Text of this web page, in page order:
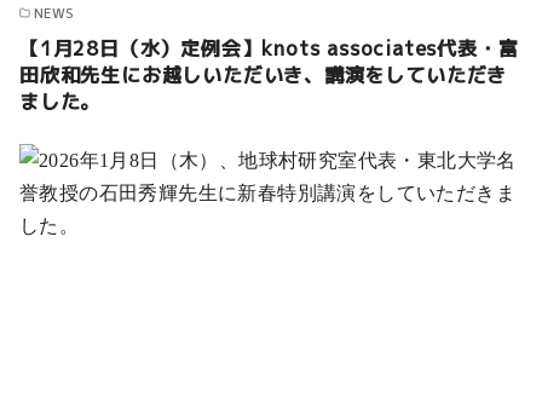
NEWS
【1月28日（水）定例会】knots associates代表・富
田欣和先生にお越しいただいき、講演をしていただき
ました。